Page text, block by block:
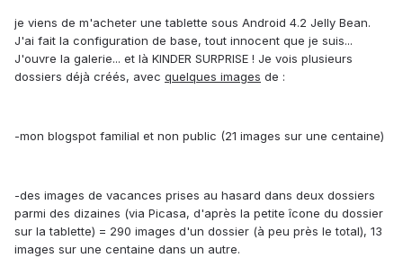
je viens de m'acheter une tablette sous Android 4.2 Jelly Bean.
J'ai fait la configuration de base, tout innocent que je suis...
J'ouvre la galerie... et là KINDER SURPRISE ! Je vois plusieurs
dossiers déjà créés, avec quelques images de :
-mon blogspot familial et non public (21 images sur une centaine)
-des images de vacances prises au hasard dans deux dossiers
parmi des dizaines (via Picasa, d'après la petite îcone du dossier
sur la tablette) = 290 images d'un dossier (à peu près le total), 13
images sur une centaine dans un autre.